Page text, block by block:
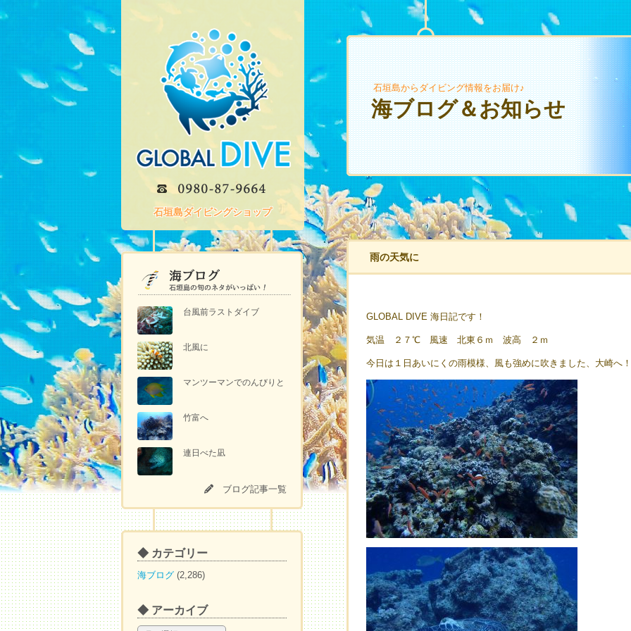
石垣島ダイビングショップ
台風前ラストダイブ
北風に
マンツーマンでのんびりと
竹富へ
連日べた凪
ブログ記事一覧
◆ カテゴリー
海ブログ (2,286)
◆ アーカイブ
石垣島からダイビング情報をお届け♪
海ブログ＆お知らせ
雨の天気に
GLOBAL DIVE 海日記です！
気温 ２７℃ 風速 北東６ｍ 波高 ２ｍ
今日は１日あいにくの雨模様、風も強めに吹きました、大崎へ！